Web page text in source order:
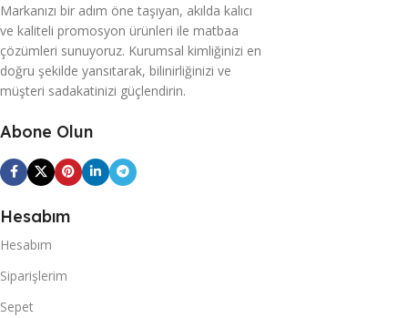
Markanızı bir adım öne taşıyan, akılda kalıcı
ve kaliteli promosyon ürünleri ile matbaa
çözümleri sunuyoruz. Kurumsal kimliğinizi en
doğru şekilde yansıtarak, bilinirliğinizi ve
müşteri sadakatinizi güçlendirin.
Abone Olun
Hesabım
Hesabım
Siparişlerim
Sepet